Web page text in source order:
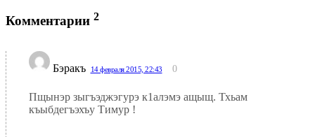
Комментарии 2
Бэракъ 14 февраля 2015, 22:43 0
Пщынэр зыгъэджэгурэ к1алэмэ ащыщ. Тхьам
къыбдегъэхъу Тимур !